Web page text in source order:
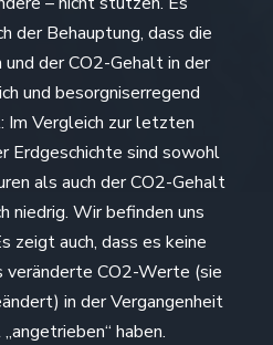
der Behauptung, dass die
der CO2-Gehalt in der
und besorgniserregend
Im Vergleich zur letzten
Erdgeschichte sind sowohl
als auch der CO2-Gehalt
niedrig. Wir befinden uns
zeigt auch, dass es keine
veränderte CO2-Werte (sie
in der Vergangenheit
haben.